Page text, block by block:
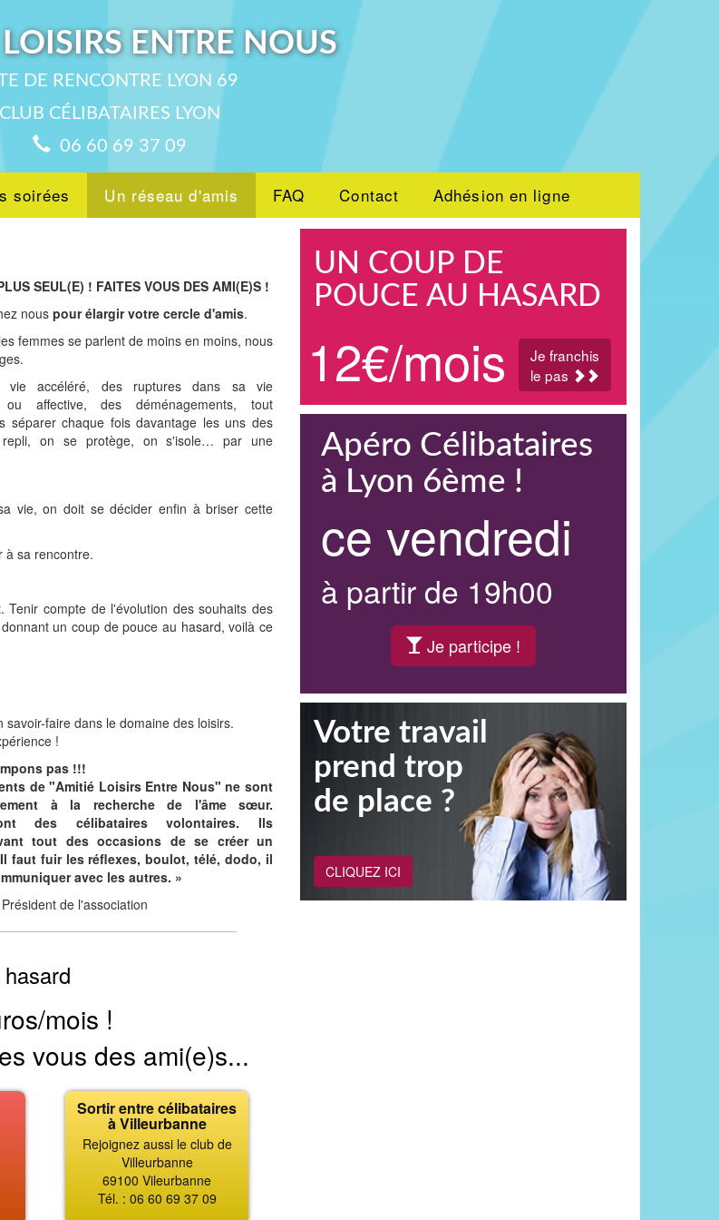
ENTRE NOUS
DE RENCONTRE LYON 69
CLUB CÉLIBATAIRES LYON
06 60 69 37 09
soirées Un réseau d'amis FAQ Contact Adhésion en ligne
SEUL(E) ! FAITES VOUS DES AMI(E)S !
nous pour élargir votre cercle d'amis.
femmes se parlent de moins en moins, nous
vie accéléré, des ruptures dans sa vie
ou affective, des déménagements, tout
séparer chaque fois davantage les uns des
on se protège, on s'isole… par une
vie, on doit se décider enfin à briser cette
à sa rencontre.
compte de l'évolution des souhaits des
un coup de pouce au hasard, voilà ce
savoir-faire dans le domaine des loisirs.
!
pas !!!
de "Amitié Loisirs Entre Nous" ne sont
à la recherche de l'âme sœur.
des célibataires volontaires. Ils
tout des occasions de se créer un
faut fuir les réflexes, boulot, télé, dodo, il
avec les autres. »
de l'association
mois !
vous des ami(e)s...
Sortir entre célibataires
à Villeurbanne
Rejoignez aussi le club de
Villeurbanne
69100 Vileurbanne
Tél. : 06 60 69 37 09
UN COUP DE
POUCE AU HASARD
12€/mois
Je franchis
le pas
Apéro Célibataires
à Lyon 6ème !
ce vendredi
à partir de 19h00
Je participe !
Votre travail
prend trop
de place ?
CLIQUEZ ICI